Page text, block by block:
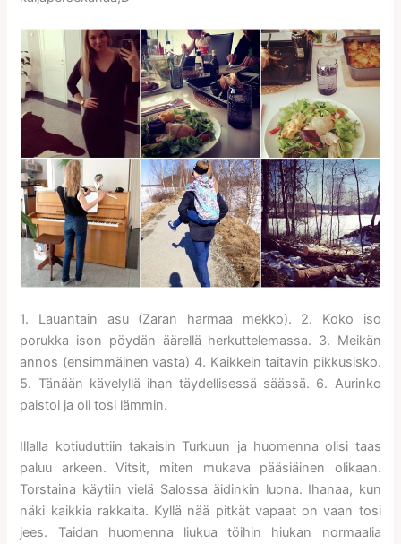
1. Lauantain asu (Zaran harmaa mekko). 2. Koko iso
porukka ison pöydän äärellä herkuttelemassa. 3. Meikän
annos (ensimmäinen vasta) 4. Kaikkein taitavin pikkusisko.
5. Tänään kävelyllä ihan täydellisessä säässä. 6. Aurinko
paistoi ja oli tosi lämmin.
Illalla kotiuduttiin takaisin Turkuun ja huomenna olisi taas
paluu arkeen. Vitsit, miten mukava pääsiäinen olikaan.
Torstaina käytiin vielä Salossa äidinkin luona. Ihanaa, kun
näki kaikkia rakkaita. Kyllä nää pitkät vapaat on vaan tosi
jees. Taidan huomenna liukua töihin hiukan normaalia